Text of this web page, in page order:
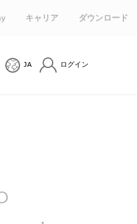
キャリア ダウンロード
JA ログイン